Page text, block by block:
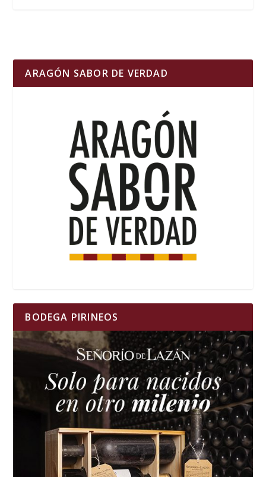
ARAGÓN SABOR DE VERDAD
BODEGA PIRINEOS